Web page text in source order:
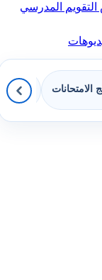
التقويم المدرسي
الامتحانات